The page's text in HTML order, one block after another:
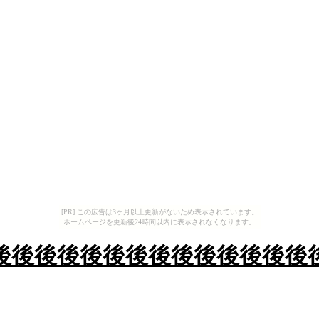
[PR] この広告は3ヶ月以上更新がないため表示されています。
ホームページを更新後24時間以内に表示されなくなります。
後後後後後後後後後後後後後